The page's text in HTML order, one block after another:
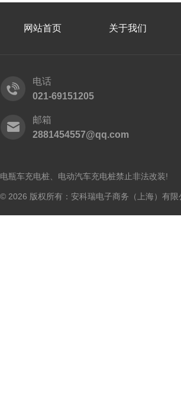
网站首页 关于我们
电话
021-69151205
邮箱
2881454557@qq.com
电瓶车充电桩、电动汽车充电桩禁止非法改装!
© 2026 版权所有：安科瑞电子商务（上海）有